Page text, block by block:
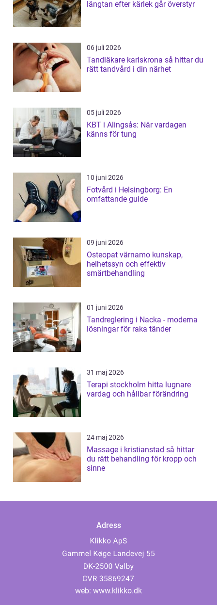
längtan efter kärlek går överstyr
06 juli 2026
Tandläkare karlskrona så hittar du
rätt tandvård i din närhet
05 juli 2026
KBT i Alingsås: När vardagen
känns för tung
10 juni 2026
Fotvård i Helsingborg: En
omfattande guide
09 juni 2026
Osteopat värnamo kunskap,
helhetssyn och effektiv
smärtbehandling
01 juni 2026
Tandreglering i Nacka - moderna
lösningar för raka tänder
31 maj 2026
Terapi stockholm hitta lugnare
vardag och hållbar förändring
24 maj 2026
Massage i kristianstad så hittar
du rätt behandling för kropp och
sinne
Adress
web: www.klikko.dk